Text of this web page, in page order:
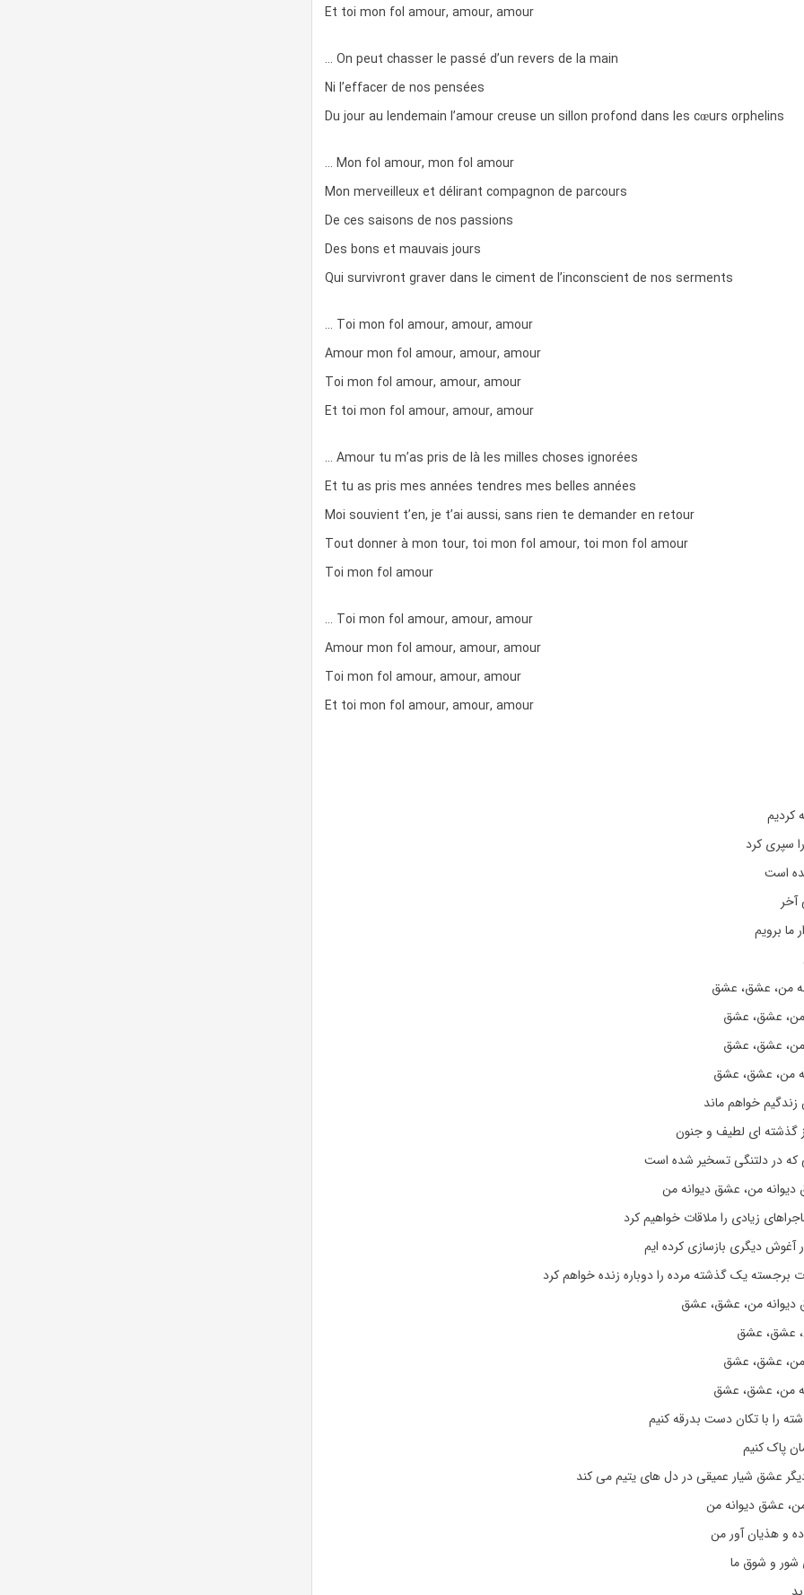
Et toi mon fol amour, amour, amour
… On peut chasser le passé d’un revers de la main
Ni l’effacer de nos pensées
Du jour au lendemain l’amour creuse un sillon profond dans les cœurs orphelins
… Mon fol amour, mon fol amour
Mon merveilleux et délirant compagnon de parcours
De ces saisons de nos passions
Des bons et mauvais jours
Qui survivront graver dans le ciment de l’inconscient de nos serments
… Toi mon fol amour, amour, amour
Amour mon fol amour, amour, amour
Toi mon fol amour, amour, amour
Et toi mon fol amour, amour, amour
… Amour tu m’as pris de là les milles choses ignorées
Et tu as pris mes années tendres mes belles années
Moi souvient t’en, je t’ai aussi, sans rien te demander en retour
Tout donner à mon tour, toi mon fol amour, toi mon fol amour
Toi mon fol amour
… Toi mon fol amour, amour, amour
Amour mon fol amour, amour, amour
Toi mon fol amour, amour, amour
Et toi mon fol amour, amour, amour
کردیم
سپری کرد
است
ما برویم
من، عشق، عشق
عشق، عشق
من، عشق، عشق
من، عشق، عشق
خواهم ماند
گذشته ای لطیف و جنون
در دلتنگی تسخیر شده است
دیوانه من، عشق دیوانه من
زیادی را ملاقات خواهیم کرد
آغوش دیگری بازسازی کرده ایم
برجسته یک گذشته مرده را دوباره زنده خواهم کرد
من، عشق، عشق
عشق، عشق
من، عشق، عشق
من، عشق، عشق
را با تکان دست بدرقه کنیم
پاک کنیم
عشق شیار عمیقی در دل های یتیم می کند
عشق دیوانه من
و هذیان آور من
شور و شوق ما